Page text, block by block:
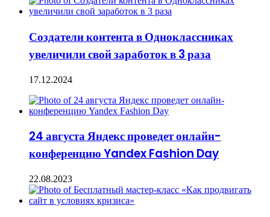
Создатели контента в Одноклассниках
увеличили свой заработок в 3 раза
17.12.2024
24 августа Яндекс проведет онлайн-
конференцию Yandex Fashion Day
22.08.2023